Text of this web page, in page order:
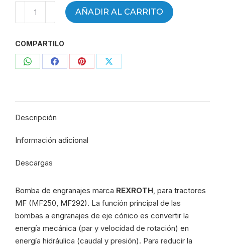
Rexroth
-
MF250,
510536
942
cantidad
AÑADIR AL CARRITO
COMPARTILO
CompartirCompartirCompartirCompartir
Descripción
Información adicional
Descargas
Bomba de engranajes marca REXROTH, para tractores
MF (MF250, MF292). La función principal de las
bombas a engranajes de eje cónico es convertir la
energía mecánica (par y velocidad de rotación) en
energía hidráulica (caudal y presión). Para reducir la